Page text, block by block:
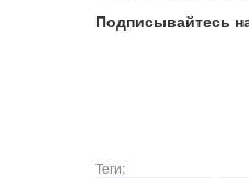
Подписывайтесь
Теги: